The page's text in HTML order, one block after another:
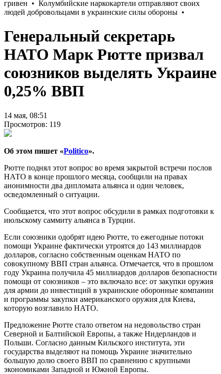
Генеральный секретарь
НАТО Марк Рютте призвал
союзников выделять Украине
0,25% ВВП
14 мая, 08:51
Просмотров: 119
Об этом пишет «Politico».
Рютте поднял этот вопрос во время закрытой встречи послов
НАТО в конце прошлого месяца, сообщили на правах
анонимности два дипломата альянса и один человек,
осведомленный о ситуации.
Сообщается, что этот вопрос обсудили в рамках подготовки к
июльскому саммиту альянса в Турции.
Если союзники одобрят идею Рютте, то ежегодные потоки
помощи Украине фактически утроятся до 143 миллиардов
долларов, согласно собственным оценкам НАТО по
совокупному ВВП стран альянса. Отмечается, что в прошлом
году Украина получила 45 миллиардов долларов безопасности
помощи от союзников – это включало все: от закупки оружия
для армии до инвестиций в украинские оборонные компании
и программы закупки американского оружия для Киева,
которую возглавило НАТО.
Предложение Рютте стало ответом на недовольство стран
Северной и Балтийской Европы, а также Нидерландов и
Польши. Согласно данным Кильского института, эти
государства выделяют на помощь Украине значительно
большую долю своего ВВП по сравнению с крупными
экономиками Западной и Южной Европы.